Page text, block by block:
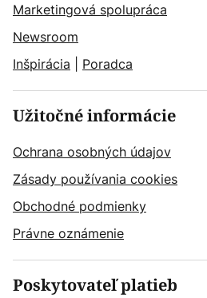
Marketingová spolupráca
Newsroom
Inšpirácia
Poradca
Užitočné informácie
Ochrana osobných údajov
Zásady používania cookies
Obchodné podmienky
Právne oznámenie
Poskytovateľ platieb